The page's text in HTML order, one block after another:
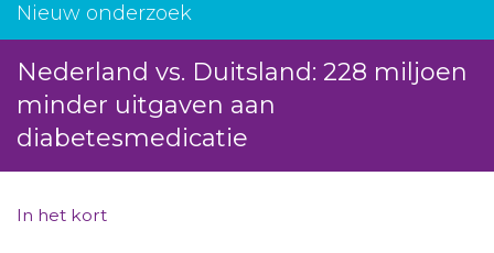
Projecten
Over IVM
Actueel
Nieuw onderzoek
Nederland vs. Duitsland: 228 miljoen
minder uitgaven aan
diabetesmedicatie
In het kort